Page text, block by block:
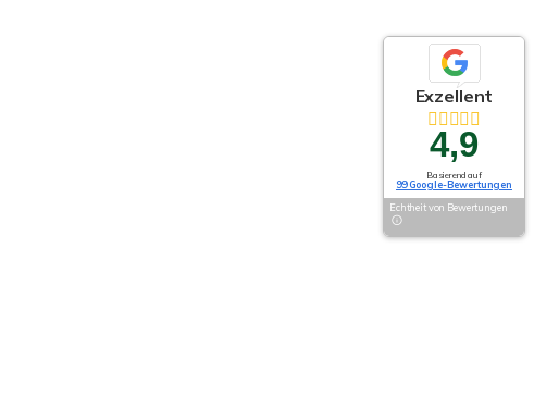
Exzellent
4,9
Basierend auf
99 Google-Bewertungen
Echtheit von Bewertungen